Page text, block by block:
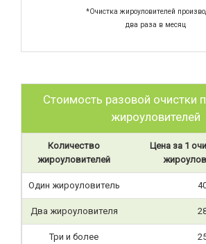
*Очистка жироуловителей
два раза в месяц
Стоимость разовой очистки
жироуловителей
Количество
жироуловителей
Цена за 1
Один жироуловитель
Два жироуловителя
Три и более